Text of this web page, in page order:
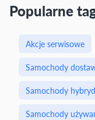
Popularne
Akcje serwisowe
Samochody
Samochody
Samochody